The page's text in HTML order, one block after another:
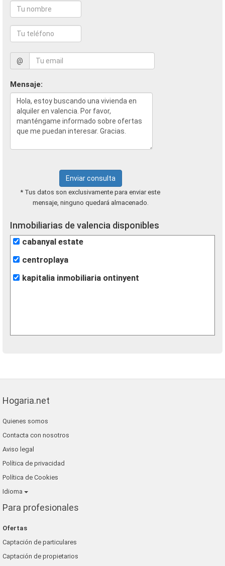
@
Mensaje:
Enviar consulta
* Tus datos son exclusivamente para enviar este
mensaje, ninguno quedará almacenado.
Inmobiliarias de valencia disponibles
cabanyal estate
centroplaya
kapitalia inmobiliaria ontinyent
Hogaria.net
Quienes somos
Contacta con nosotros
Aviso legal
Política de privacidad
Política de Cookies
Idioma
Para profesionales
Ofertas
Captación de particulares
Captación de propietarios